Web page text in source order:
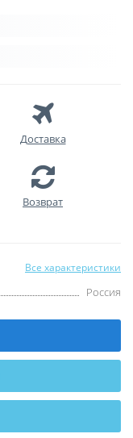
Доставка
Возврат
Все характеристики
Россия